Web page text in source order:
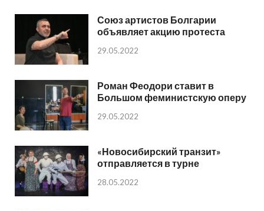
Союз артистов Болгарии
объявляет акцию протеста
29.05.2022
Роман Феодори ставит в
Большом феминистскую оперу
29.05.2022
«Новосибирский транзит»
отправляется в турне
28.05.2022